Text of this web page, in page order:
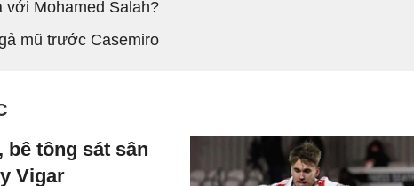
với Mohamed Salah?
mũ trước Casemiro
bê tông sát sân
Vigar